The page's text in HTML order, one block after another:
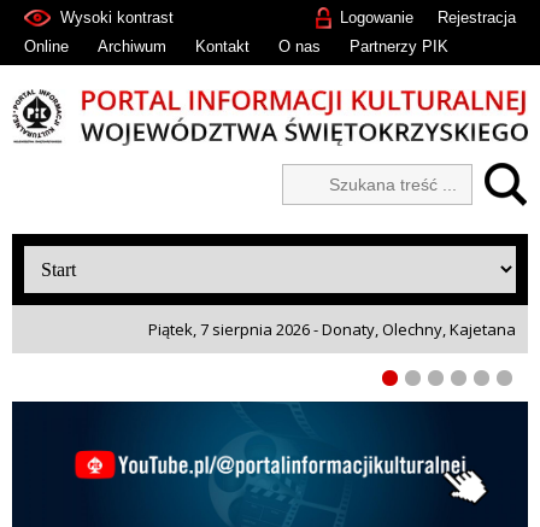
Rejestracja
Logowanie
Wysoki kontrast
Online
Archiwum Kontakt O nas Partnerzy PIK
Piątek, 7 sierpnia 2026 - Donaty, Olechny, Kajetana